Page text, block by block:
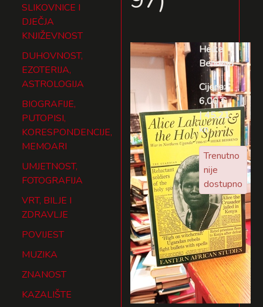
SLIKOVNICE I
DJEČJA
KNJIŽEVNOST
DUHOVNOST,
EZOTERIJA,
ASTROLOGIJA
BIOGRAFIJE,
PUTOPISI,
KORESPONDENCIJE,
MEMOARI
UMJETNOST,
FOTOGRAFIJA
VRT, BILJE I
ZDRAVLJE
POVIJEST
MUZIKA
ZNANOST
KAZALIŠTE
Heike
Behrend
Cijena:
6,00 €
| 45,21
kn
Trenutno
nije
dostupno